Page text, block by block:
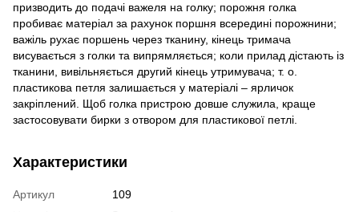
призводить до подачі важеля на голку; порожня голка
пробиває матеріал за рахунок поршня всередині порожнини;
важіль рухає поршень через тканину, кінець тримача
висувається з голки та випрямляється; коли прилад дістають із
тканини, вивільняється другий кінець утримувача; т. о.
пластикова петля залишається у матеріалі – ярличок
закріплений. Щоб голка пристрою довше служила, краще
застосовувати бирки з отвором для пластикової петлі.
Характеристики
Артикул
109